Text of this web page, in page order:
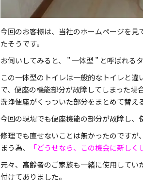
今回のお客様は、当社のホームページを
たそうです。
お伺いしてみると、 ” 一体型 ” と呼ばれる
この一体型のトイレは一般的なトイレと違い
で、便座の機能部分が故障してしまった場
洗浄便座がくっついた部分をまとめて替え
今回の現場でも便座機能の部分が故障し、
修理でも直せないことは無かったのです
まう為、
「どうせなら、この機会に新しく
元々、高齢者のご家族も一緒に使用してい
付けてありました。